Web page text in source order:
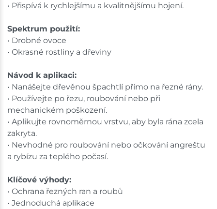
• Přispívá k rychlejšímu a kvalitnějšímu hojení.
Spektrum použití:
• Drobné ovoce
• Okrasné rostliny a dřeviny
Návod k aplikaci:
• Nanášejte dřevěnou špachtlí přímo na řezné rány.
• Používejte po řezu, roubování nebo při
mechanickém poškození.
• Aplikujte rovnoměrnou vrstvu, aby byla rána zcela
zakryta.
• Nevhodné pro roubování nebo očkování angreštu
a rybízu za teplého počasí.
Klíčové výhody:
• Ochrana řezných ran a roubů
• Jednoduchá aplikace